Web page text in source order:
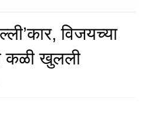
विजयच्या
कळी खुलली